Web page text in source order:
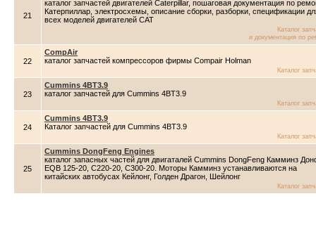
21
каталог запчастей двигателей Caterpillar, пошаговая документация по
Катерпиллар, электросхемы, описание сборки, разборки, спецификации
всех моделей двигателей CAT
Каталог
и документация по
22
CompAir
каталог запчастей компрессоров фирмы Compair Holman
Каталог
23
Cummins 4BT3.9
каталог запчастей для Cummins 4BT3.9
Каталог
24
Cummins 4BT3.9
Каталог запчастей для Cummins 4BT3.9
Каталог
25
Cummins DongFeng Engines
каталог запасных частей для двигаталей Cummins DongFeng Камминз
EQB 125-20, C220-20, C300-20. Моторы Камминз устанавливаются на
китайских автобусах Кейлонг, Голден Драгон, Шейлонг
Каталог